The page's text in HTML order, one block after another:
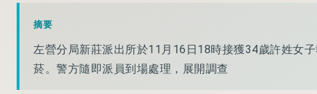
摘要
左營分局新莊派出所於11月16日18時接獲34歲許姓女
菸。警方隨即派員到場處理，展開調查